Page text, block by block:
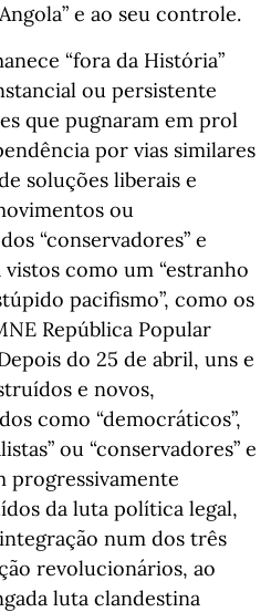
e ao seu controle.
“fora da História”
ou persistente
que pugnaram em prol
por vias similares
soluções liberais e
ou
“conservadores” e
vistos como um “estranho
pacifismo”, como os
República Popular
do 25 de abril, uns e
e novos,
como “democráticos”,
ou “conservadores” e
progressivamente
da luta política legal,
num dos três
revolucionários, ao
luta clandestina